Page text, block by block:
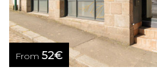
From 52€